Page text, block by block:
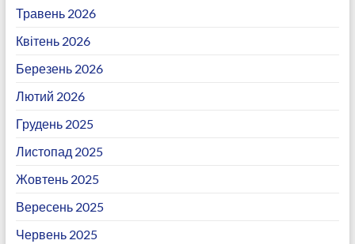
Травень 2026
Квітень 2026
Березень 2026
Лютий 2026
Грудень 2025
Листопад 2025
Жовтень 2025
Вересень 2025
Червень 2025